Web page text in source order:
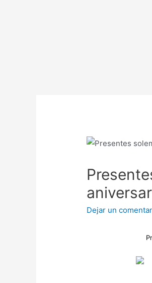
Dejar un